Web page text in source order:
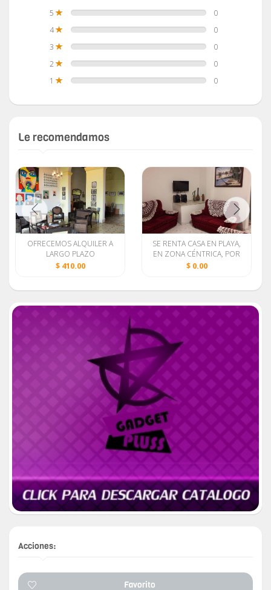
5
0
4
0
3
0
2
0
1
0
Le recomendamos
OFRECEMOS ALQUILER A
LARGO PLAZO
$ 410.00
SE RENTA CASA EN PLAYA,
EN ZONA CÉNTRICA, POR
TIEMPO INDEFINIDO!!!
$ 0.00
Acciones:
Favorito